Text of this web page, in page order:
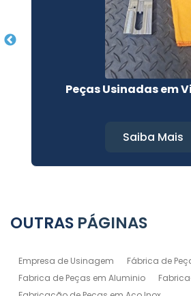
Peças Usinadas em
Saiba Mais
OUTRAS PÁGINAS
Empresa de Usinagem
Fábrica de
Fabrica de Peças em Aluminio